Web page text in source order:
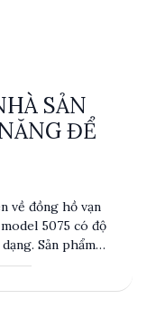
SẢN
ĐỂ
về đồng hồ vạn
5075 có độ
Sản phẩm
rãi trong các